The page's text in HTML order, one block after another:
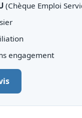
(Chèque Emploi
engagement